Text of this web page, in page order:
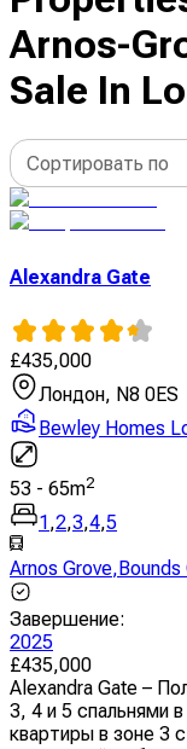
Arnos-
Sale In
Сортировать по
Alexandra Gate
£435,000
Лондон, N8 0ES
Bewley Homes
53 - 65m2
1 ,2,3,4,5
Arnos Grove, Bounds
Завершение:
2025
£435,000
Alexandra Gate –
3, 4 и 5 спальнями
квартиры в зоне 3